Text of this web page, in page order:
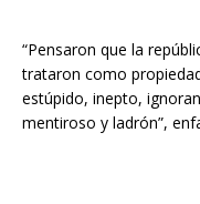
“Pensaron que la
trataron como
estúpido, inepto,
mentiroso y ladrón”,